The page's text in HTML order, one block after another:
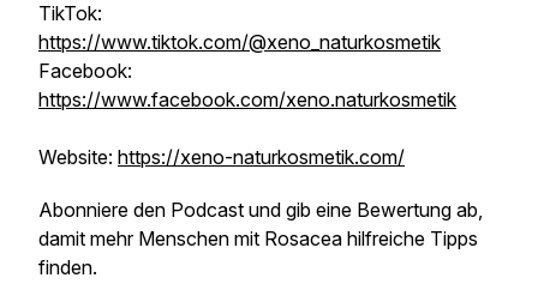
TikTok:
https://www.tiktok.com/@xeno_naturkosmetik
Facebook:
https://www.facebook.com/xeno.naturkosmetik
Website: https://xeno-naturkosmetik.com/
Abonniere den Podcast und gib eine Bewertung ab,
damit mehr Menschen mit Rosacea hilfreiche Tipps
finden.